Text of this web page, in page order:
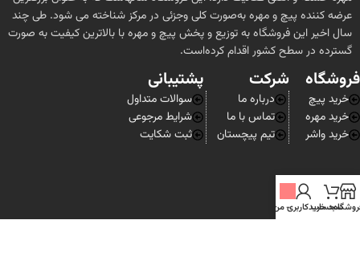
ارسال به سراسر کشور
: پیچستان معمولاً سفارش‌ها را از طریق پست یا
شرکت‌های حمل‌ونقل به سراسر ایران ارسال می‌کند.
اگر قصد خرید پیچ و اتصالات به‌صورت تخصصی و با اطلاعات فنی کامل دارید،
پیچستان یکی از گزینه‌های قابل‌اعتماد در بازار ایران محسوب می‌شود. با
مراجعه به سایت یا تماس با بخش پشتیبانی آن‌ها می‌توانید از جزئیات
محصولات و خدمات بیشتر مطلع شوید.
عرضه کننده پیچ و مهره به‌صورت کلی وجزئی در مرکز شناخته می شود. طی چند
سال اخیر این فروشگاه به توزیع و پخش پیچ و مهره با بالاترین کیفیت به صورت
گسترده در سطح کشور اقدام کرده‌است.
فروشگاه
خرید پیچ
خرید مهره
خرید واشر
شرکت
درباره ما
تماس با ما
تیم پیچستان
پشتیبانی
سوالات متداول
شرایط مرجوعی
ثبت شکایت
سبد خرید
حساب کاربری من
-